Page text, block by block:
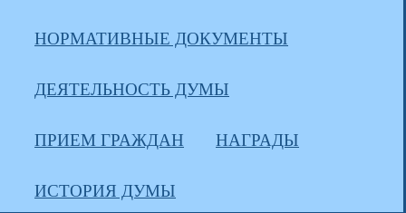
НОРМАТИВНЫЕ ДОКУМЕНТЫ
ДЕЯТЕЛЬНОСТЬ ДУМЫ
ПРИЕМ ГРАЖДАН НАГРАДЫ
ИСТОРИЯ ДУМЫ